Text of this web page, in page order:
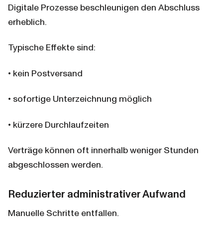
Digitale Prozesse beschleunigen den Abschluss
erheblich.
Typische Effekte sind:
• kein Postversand
• sofortige Unterzeichnung möglich
• kürzere Durchlaufzeiten
Verträge können oft innerhalb weniger Stunden
abgeschlossen werden.
Reduzierter administrativer Aufwand
Manuelle Schritte entfallen.